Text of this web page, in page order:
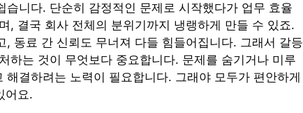
습니다. 단순히 감정적인 문제로 시작했다가 업무 효율
, 결국 회사 전체의 분위기까지 냉랭하게 만들 수 있죠.
, 동료 간 신뢰도 무너져 다들 힘들어집니다. 그래서 갈등
하는 것이 무엇보다 중요합니다. 문제를 숨기거나 미루
해결하려는 노력이 필요합니다. 그래야 모두가 편안하게
어요.